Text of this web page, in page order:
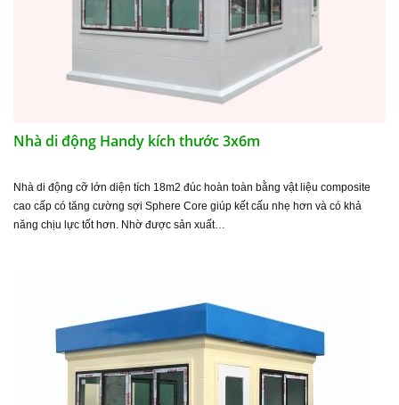
Nhà di động Handy kích thước 3x6m
Nhà di động cỡ lớn diện tích 18m2 đúc hoàn toàn bằng vật liệu composite
cao cấp có tăng cường sợi Sphere Core giúp kết cấu nhẹ hơn và có khả
năng chịu lực tốt hơn. Nhờ được sản xuất…